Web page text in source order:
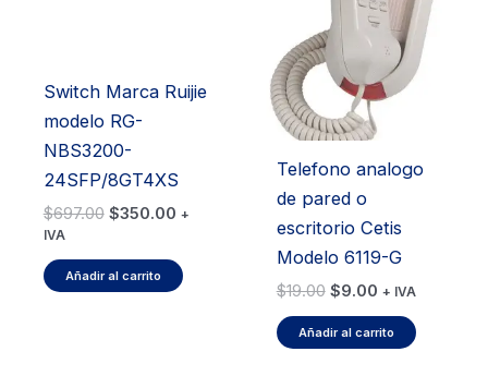
Switch Marca Ruijie
modelo RG-
NBS3200-
24SFP/8GT4XS
$697.00 El
era:
$697.00.
$350.00El
es:
$350.00.
+
IVA
Añadir al carrito
Telefono analogo
de pared o
escritorio Cetis
Modelo 6119-G
$19.00 El
original
era:
$9.00El
actual
es:
+ IVA
Añadir al carrito